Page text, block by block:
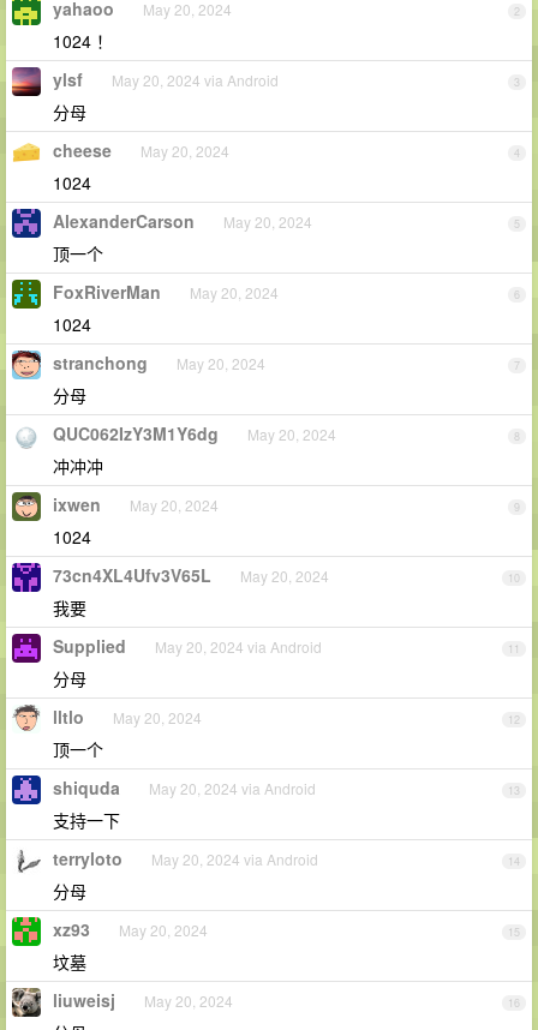
2
yahaoo May 20, 2024
1024 ！
3
ylsf May 20, 2024 via Android
分母
4
cheese May 20, 2024
1024
5
AlexanderCarson May 20, 2024
顶一个
6
FoxRiverMan May 20, 2024
1024
7
stranchong May 20, 2024
分母
8
QUC062IzY3M1Y6dg May 20, 2024
冲冲冲
9
ixwen May 20, 2024
1024
10
73cn4XL4Ufv3V65L May 20, 2024
我要
11
Supplied May 20, 2024 via Android
分母
12
lltlo May 20, 2024
顶一个
13
shiquda May 20, 2024 via Android
支持一下
14
terryloto May 20, 2024 via Android
分母
15
xz93 May 20, 2024
坟墓
16
liuweisj May 20, 2024